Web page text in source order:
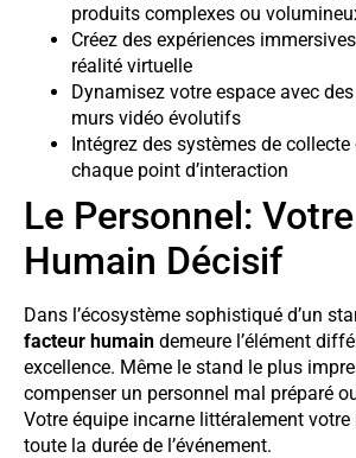
produits complexes ou
Créez des expériences
réalité virtuelle
Dynamisez votre espace avec
murs vidéo évolutifs
Intégrez des systèmes de collecte
chaque point d’interaction
Le Personnel:
Humain Décisif
Dans l’écosystème sophistiqué d’un
facteur humain demeure l’élément
excellence. Même le stand le plus
compenser un personnel mal préparé
Votre équipe incarne littéralement
toute la durée de l’événement.